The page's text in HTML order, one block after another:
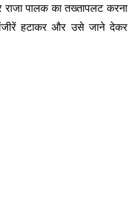
पालक का तख्तापलट करना
हटाकर और उसे जाने देकर